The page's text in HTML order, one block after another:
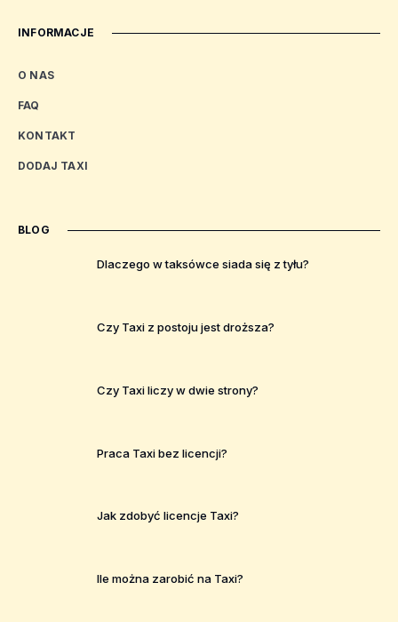
INFORMACJE
O NAS
FAQ
KONTAKT
DODAJ TAXI
BLOG
Dlaczego w taksówce siada się z tyłu?
Czy Taxi z postoju jest droższa?
Czy Taxi liczy w dwie strony?
Praca Taxi bez licencji?
Jak zdobyć licencje Taxi?
Ile można zarobić na Taxi?